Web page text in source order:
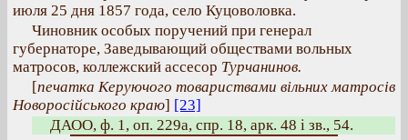
июля 25 дня 1857 года, село Куцоволовка.
Чиновник особых поручений при генерал
губернаторе, Заведывающий обществами вольных
матросов, коллежский ассесор Турчанинов.
[печатка Керуючого товариствами вільних матросів
Новоросійського краю] [23]
ДАОО, ф. 1, оп. 229а, спр. 18, арк. 48 і зв., 54.